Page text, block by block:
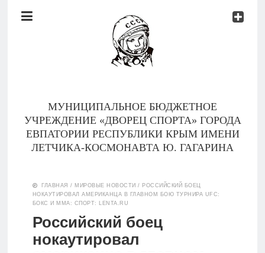
Документы
МУНИЦИПАЛЬНОЕ БЮДЖЕТНОЕ
УЧРЕЖДЕНИЕ «ДВОРЕЦ СПОРТА» ГОРОДА
ЕВПАТОРИИ РЕСПУБЛИКИ КРЫМ ИМЕНИ
ЛЕТЧИКА-КОСМОНАВТА Ю. ГАГАРИНА
Тренеры
ГЛАВНАЯ / МИРОВЫЕ НОВОСТИ / РОССИЙСКИЙ БОЕЦ
НОКАУТИРОВАЛ АМЕРИКАНЦА В ГЛАВНОМ БОЮ ТУРНИРА UFC:
БОКС И ММА: СПОРТ: LENTA.RU
Российский боец
нокаутировал